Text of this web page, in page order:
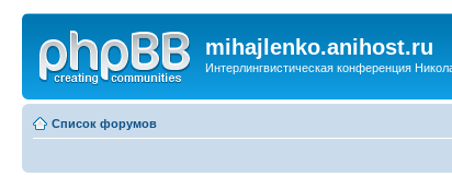
mihajlenko.anihost.ru
Интерлингвистическая конференция
Список форумов